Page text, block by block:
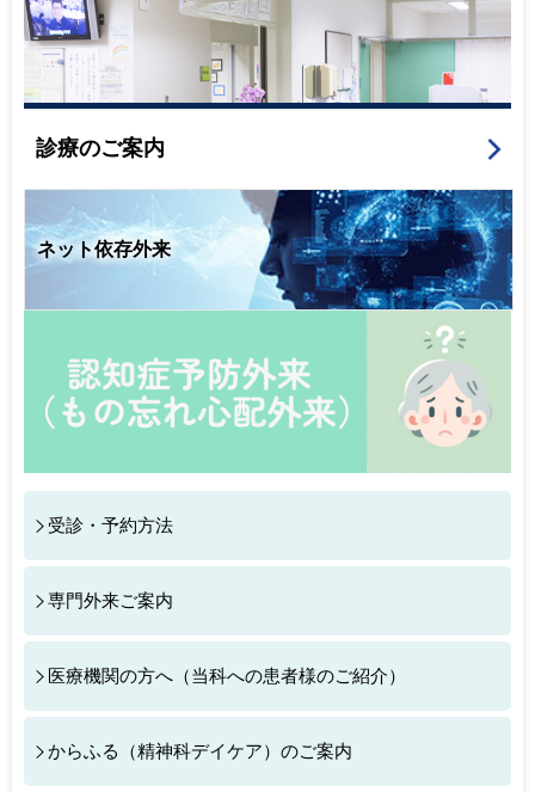
東京科学大学・東京藝術大学マッチングファンドに採択さ
れました。
2024.10.29
当分野大学院生の田畑光一先生が第34回日本
メイラード学会年会(2024年10月12日)IMARS演題発表賞
2024.09.12 スマホやゲームの使い方に問題を感じていま
せんか？研究参加のご案内
2024.09.08 分子病態研究チームのオリジナルサイトを公
開しました。
2024.08.24当分野大学院生の田畑光一先生が第28回日本
亜鉛栄養治療研究会学術集会で、「低亜鉛血症は統合失調
症の臨床的重症度と関連する」の発表により最優秀演題賞
経精神薬理学会の第13回学術奨励賞を受賞しました！
しました。
2024.04.01スタッフ紹介を更新しました。
2024.01.09教授あいさつを更新しました。
2023.12.21 臨床研究にご参加くださる方を募集していま
診療のご案内
ネット依存外来
受診・予約方法
専門外来ご案内
医療機関の方へ（当科への患者様のご紹介）
からふる（精神科デイケア）のご案内